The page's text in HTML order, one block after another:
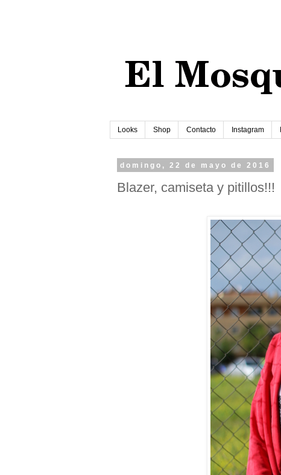
Looks Shop Contacto Instagram
domingo, 22 de mayo de 2016
Blazer, camiseta y pitillos!!!